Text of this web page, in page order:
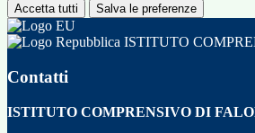
Accetta tutti Salva le preferenze
ISTITUTO
Contatti
ISTITUTO COMPRENSIVO DI